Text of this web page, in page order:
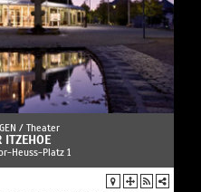
/ Theater
ITZEHOE
Heuss-Platz 1